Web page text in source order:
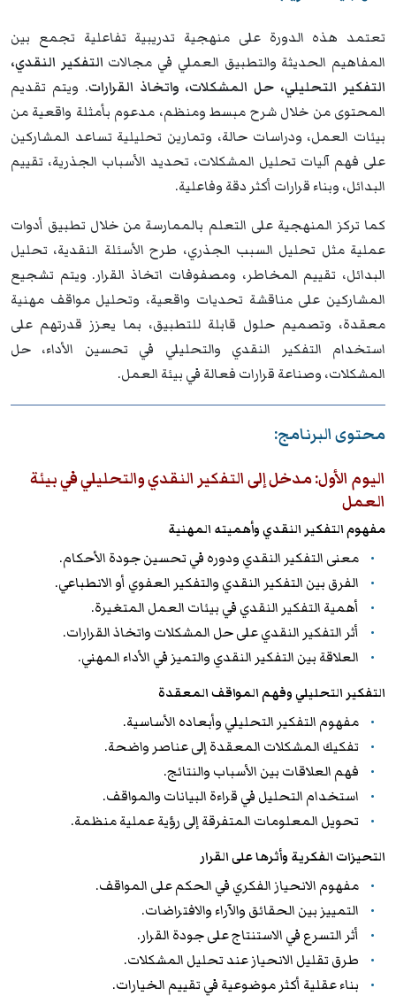
تعتمد هذه الدورة على منهجية تدريبية تفاعلية تجمع بين
المفاهيم الحديثة والتطبيق العملي في مجالات التفكير النقدي،
التفكير التحليلي، حل المشكلات، واتخاذ القرارات. ويتم تقديم
المحتوى من خلال شرح مبسط ومنظم، مدعوم بأمثلة واقعية من
بيئات العمل، ودراسات حالة، وتمارين تحليلية تساعد المشاركين
على فهم آليات تحليل المشكلات، تحديد الأسباب الجذرية، تقييم
البدائل، وبناء قرارات أكثر دقة وفاعلية.
كما تركز المنهجية على التعلم بالممارسة من خلال تطبيق أدوات
عملية مثل تحليل السبب الجذري، طرح الأسئلة النقدية، تحليل
البدائل، تقييم المخاطر، ومصفوفات اتخاذ القرار. ويتم تشجيع
المشاركين على مناقشة تحديات واقعية، وتحليل مواقف مهنية
معقدة، وتصميم حلول قابلة للتطبيق، بما يعزز قدرتهم على
استخدام التفكير النقدي والتحليلي في تحسين الأداء، حل
المشكلات، وصناعة قرارات فعالة في بيئة العمل.
محتوى البرنامج:
اليوم الأول: مدخل إلى التفكير النقدي والتحليلي في بيئة
العمل
مفهوم التفكير النقدي وأهميته المهنية
معنى التفكير النقدي ودوره في تحسين جودة الأحكام.
الفرق بين التفكير النقدي والتفكير العفوي أو الانطباعي.
أهمية التفكير النقدي في بيئات العمل المتغيرة.
أثر التفكير النقدي على حل المشكلات واتخاذ القرارات.
العلاقة بين التفكير النقدي والتميز في الأداء المهني.
التفكير التحليلي وفهم المواقف المعقدة
مفهوم التفكير التحليلي وأبعاده الأساسية.
تفكيك المشكلات المعقدة إلى عناصر واضحة.
فهم العلاقات بين الأسباب والنتائج.
استخدام التحليل في قراءة البيانات والمواقف.
تحويل المعلومات المتفرقة إلى رؤية عملية منظمة.
التحيزات الفكرية وأثرها على القرار
مفهوم الانحياز الفكري في الحكم على المواقف.
التمييز بين الحقائق والآراء والافتراضات.
أثر التسرع في الاستنتاج على جودة القرار.
طرق تقليل الانحياز عند تحليل المشكلات.
بناء عقلية أكثر موضوعية في تقييم الخيارات.